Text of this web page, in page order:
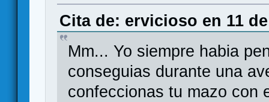
Cita de: ervicioso en 11
Mm... Yo siempre habia
conseguias durante una
confeccionas tu mazo con